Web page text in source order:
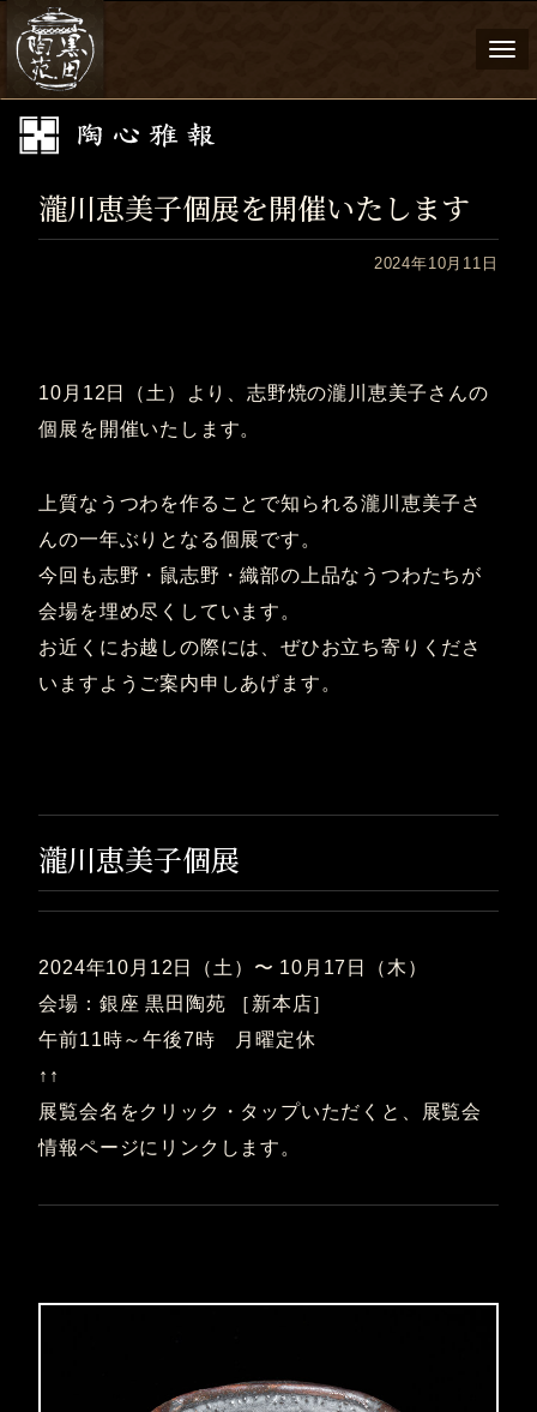
瀧川恵美子個展を開催いたします
2024年10月11日
10月12日（土）より、志野焼の瀧川恵美子さんの
個展を開催いたします。
上質なうつわを作ることで知られる瀧川恵美子さ
んの一年ぶりとなる個展です。
今回も志野・鼠志野・織部の上品なうつわたちが
会場を埋め尽くしています。
お近くにお越しの際には、ぜひお立ち寄りくださ
いますようご案内申しあげます。
瀧川恵美子個展
2024年10月12日（土）〜 10月17日（木）
会場：銀座 黒田陶苑 ［新本店］
午前11時～午後7時 月曜定休
↑↑
展覧会名をクリック・タップいただくと、展覧会
情報ページにリンクします。